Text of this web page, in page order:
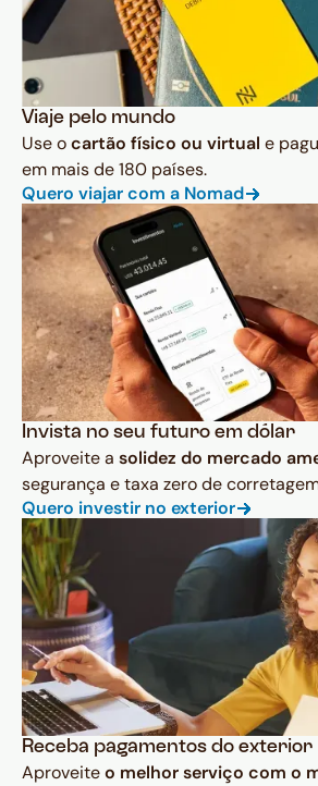
Viaje pelo mundo
Use ocartão físico ou virtual e
em mais de 180 países.
Quero viajar com a Nomad
Invista no seu futuro em dólar
Aproveite a solidez do mercado
segurança e taxa zero de
Quero investir no exterior
Receba pagamentos do exterior
Aproveiteo melhor serviço com o